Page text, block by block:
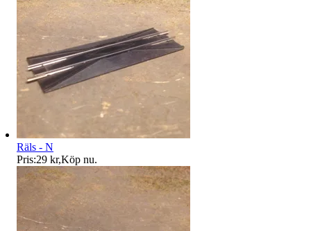
Räls - N
Pris:29 kr,Köp nu.